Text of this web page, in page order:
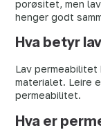
porøsitet, men
henger godt
Hva betyr
Lav permeabilitet
materialet. Leire
permeabilitet.
Hva er